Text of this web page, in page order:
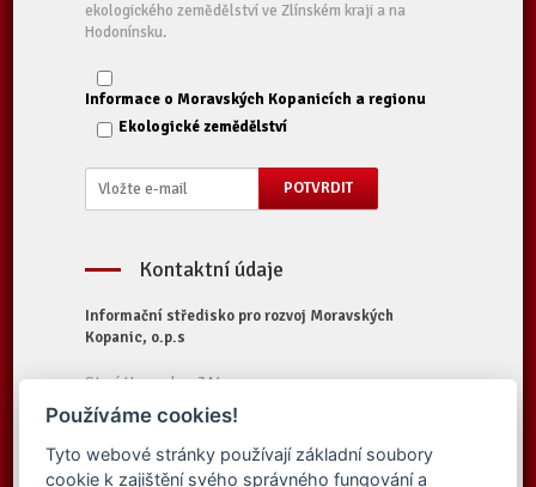
ekologického zemědělství ve Zlínském kraji a na
Hodonínsku.
Informace o Moravských Kopanicích a regionu
Ekologické zemědělství
Kontaktní údaje
Informační středisko pro rozvoj Moravských
Kopanic, o.p.s
Starý Hrozenkov 314
687 74 Starý Hrozenkov
Tel.:+420 572 696 323
E-mail:
iskopanice@iskopanice.cz
Používáme cookies!
Tyto webové stránky používají základní soubory
cookie k zajištění svého správného fungování a